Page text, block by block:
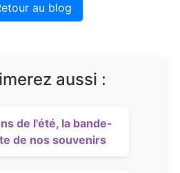
au blog
aussi :
de l'été, la bande-
de nos souvenirs